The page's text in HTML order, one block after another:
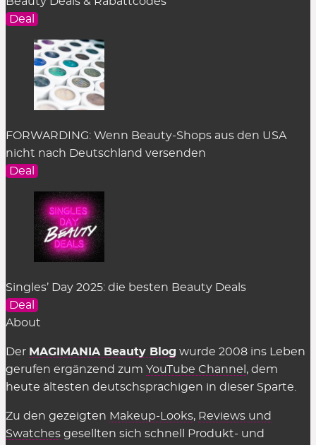
Deal
FORWARDING: Wenn Beauty-Shops aus den USA
nicht nach Deutschland versenden
Deal
Singles’ Day 2025: die besten Beauty Deals
Deal
About
Der MAGIMANIA Beauty Blog wurde 2008 ins Leben
gerufen ergänzend zum YouTube Channel , dem
heute ältesten deutschsprachigen in dieser Sparte.
Zu den gezeigten Makeup-Looks, Reviews und
Swatches gesellten sich schnell Produkt- und